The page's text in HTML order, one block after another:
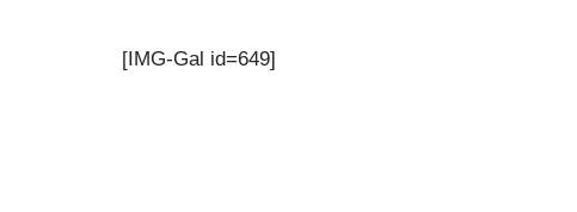
[IMG-Gal id=649]